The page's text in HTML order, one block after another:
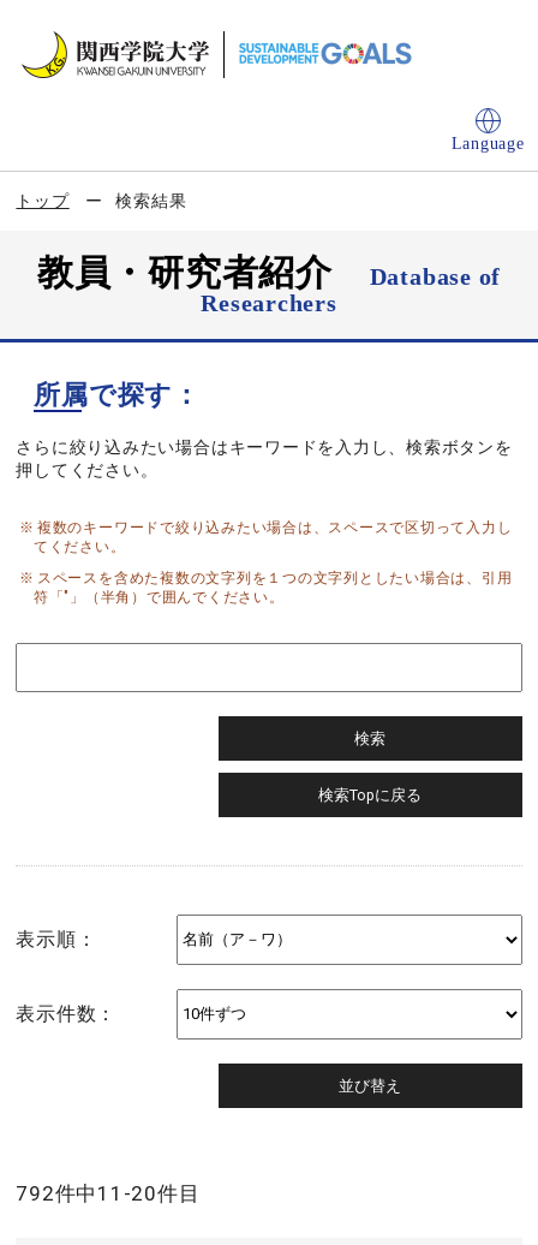
Language
トップ 検索結果
教員・研究者紹介
Database of
Researchers
所属で探す：
さらに絞り込みたい場合はキーワードを入力し、検索ボタンを
押してください。
複数のキーワードで絞り込みたい場合は、スペースで区切って入力し
てください。
スペースを含めた複数の文字列を１つの文字列としたい場合は、引用
符「"」（半角）で囲んでください。
表示順：
表示件数：
792件中11-20件目